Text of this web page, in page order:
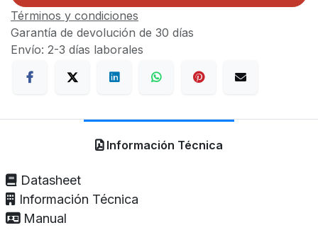
Términos y condiciones
Garantía de devolución de 30 días
Envío: 2-3 días laborales
Información Técnica
Datasheet
Información Técnica
Manual